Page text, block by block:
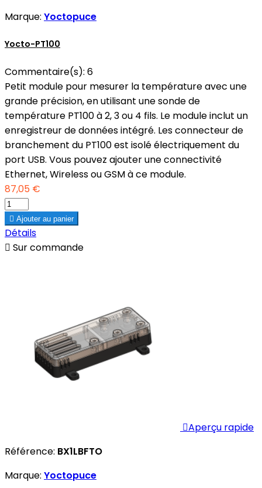
Marque: Yoctopuce
Yocto-PT100
Commentaire(s): 6
Petit module pour mesurer la température avec une
grande précision, en utilisant une sonde de
température PT100 à 2, 3 ou 4 fils. Le module inclut un
enregistreur de données intégré. Les connecteur de
branchement du PT100 est isolé électriquement du
port USB. Vous pouvez ajouter une connectivité
Ethernet, Wireless ou GSM à ce module.
87,05 €
 Ajouter au panier
Détails
 Sur commande
Aperçu rapide
Référence: BX1LBFTO
Marque: Yoctopuce